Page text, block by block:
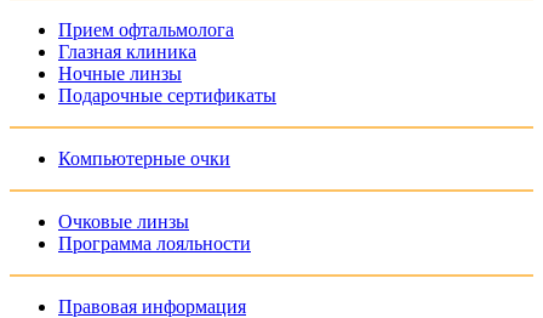
Прием офтальмолога
Глазная клиника
Ночные линзы
Подарочные сертификаты
Компьютерные очки
Очковые линзы
Программа лояльности
Правовая информация